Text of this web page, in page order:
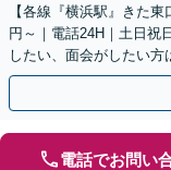
【各線『横浜駅』きた
円～｜電話24H｜土日祝
したい、面会がしたい
電話でお問い